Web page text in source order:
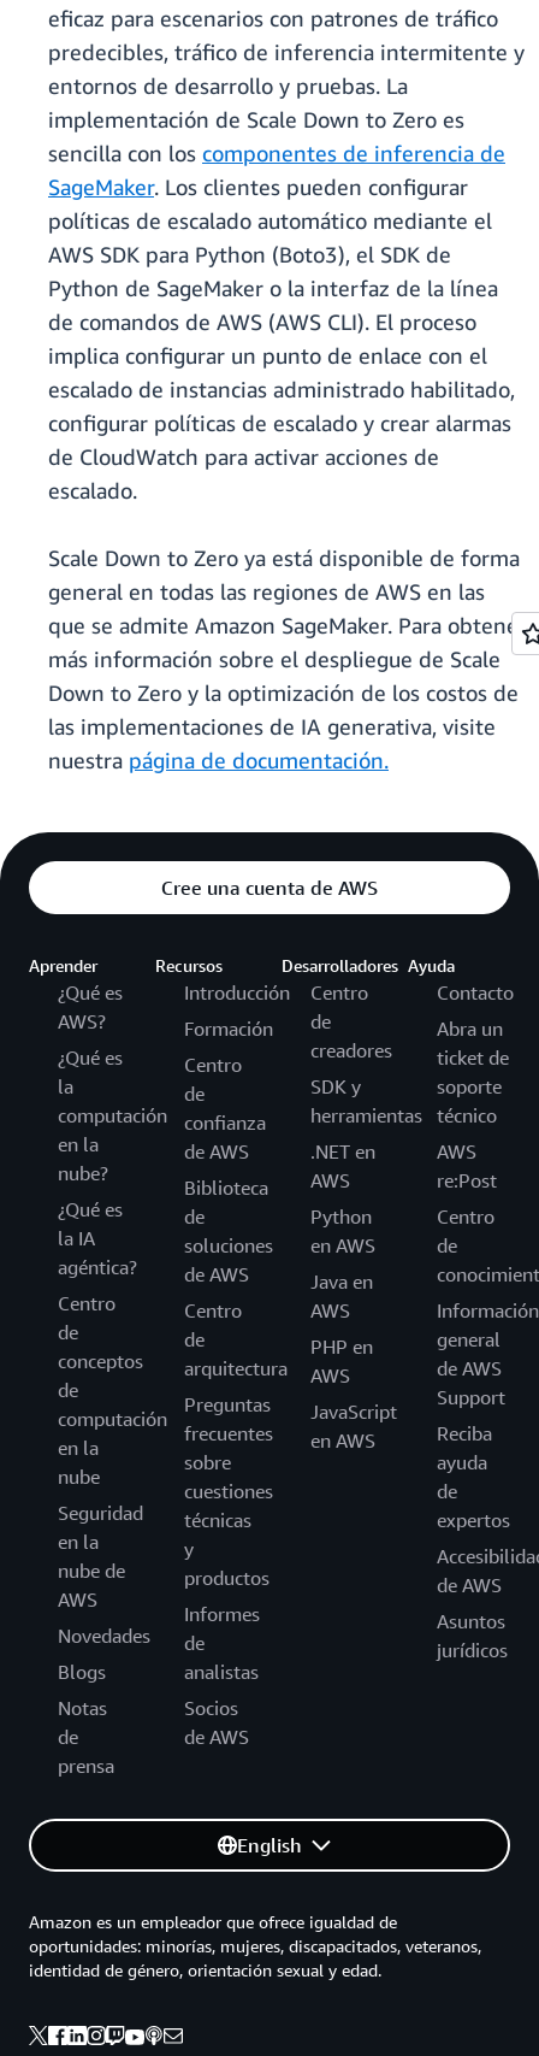
eficaz para escenarios con patrones de tráfico
predecibles, tráfico de inferencia intermitente y
entornos de desarrollo y pruebas. La
implementación de Scale Down to Zero es
sencilla con los componentes de inferencia de
SageMaker. Los clientes pueden configurar
políticas de escalado automático mediante el
AWS SDK para Python (Boto3), el SDK de
Python de SageMaker o la interfaz de la línea
de comandos de AWS (AWS CLI). El proceso
implica configurar un punto de enlace con el
escalado de instancias administrado habilitado,
configurar políticas de escalado y crear alarmas
de CloudWatch para activar acciones de
escalado.
Scale Down to Zero ya está disponible de forma
general en todas las regiones de AWS en las
que se admite Amazon SageMaker. Para obtener
más información sobre el despliegue de Scale
Down to Zero y la optimización de los costos de
las implementaciones de IA generativa, visite
nuestra página de documentación.
Cree una cuenta de AWS
Aprender
¿Qué es
AWS?
¿Qué es
la
computación
en la
nube?
¿Qué es
la IA
agéntica?
Centro
de
conceptos
de
computación
en la
nube
Seguridad
en la
nube de
AWS
Novedades
Blogs
Notas
de
prensa
Recursos
Introducción
Formación
Centro
de
confianza
de AWS
Biblioteca
de
soluciones
de AWS
Centro
de
arquitectura
Preguntas
frecuentes
sobre
cuestiones
técnicas
y
productos
Informes
de
analistas
Socios
de AWS
Desarrolladores
Centro
de
creadores
SDK y
herramientas
.NET en
AWS
Python
en AWS
Java en
AWS
PHP en
AWS
JavaScript
en AWS
Ayuda
Contacto
Abra un
ticket de
soporte
técnico
AWS
re:Post
Centro
de
Información
general
de AWS
Support
Reciba
ayuda
de
expertos
de AWS
Asuntos
jurídicos
English
Amazon es un empleador que ofrece igualdad de
oportunidades: minorías, mujeres, discapacitados, veteranos,
identidad de género, orientación sexual y edad.